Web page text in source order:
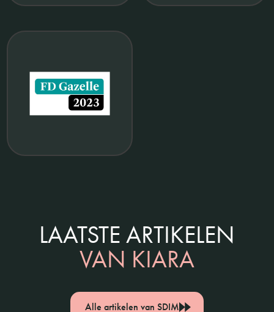
LAATSTE ARTIKELEN
VAN KIARA
Alle artikelen van SDIM